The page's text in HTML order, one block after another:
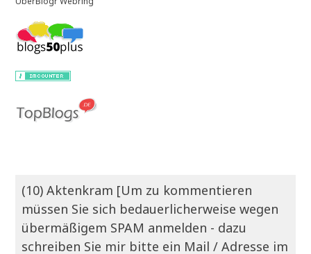
(10) Aktenkram [Um zu kommentieren
müssen Sie sich bedauerlicherweise wegen
übermäßigem SPAM anmelden - dazu
schreiben Sie mir bitte ein Mail / Adresse im